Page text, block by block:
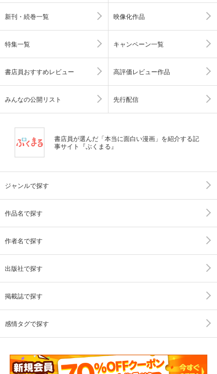
新刊・続巻一覧 映像化作品
特集一覧 キャンペーン一覧
書店員おすすめレビュー 高評価レビュー作品
みんなの公開リスト 先行配信
書店員が選んだ「本当に面白い漫画」を紹介する記
事サイト『ぶくまる』
ジャンルで探す
作品名で探す
作者名で探す
出版社で探す
掲載誌で探す
感情タグで探す